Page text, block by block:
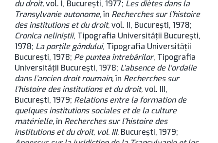
du droit,vol. I, București, 1977; Les diètes dans la
Transylvanie autonome,în Recherches sur l’histoire
des institutions et du droit,vol. II, București, 1978;
Cronica neliniștii, Tipografia Universității București,
1978; La porțile gândului, Tipografia Universității
București, 1978; Pe puntea întrebărilor, Tipografia
Universității București, 1978; L’absence de l’ordalie
dans l’ancien droit roumain,în Recherches sur
l’histoire des institutions et du droit,vol. III,
București, 1979; Relations entre la formation de
quelques institutions sociales et de la culture
matérielle,în Recherches sur l’histoire des
institutions et du droit, vol. III, București, 1979;